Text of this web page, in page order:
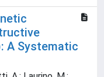
A Systematic